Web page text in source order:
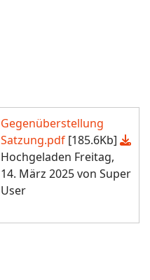
Gegenüberstellung
Satzung.pdf [185.6Kb]
Hochgeladen Freitag,
14. März 2025 von Super
User